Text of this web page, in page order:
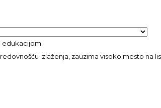
edukacijom.
izlaženja, zauzima visoko mesto na